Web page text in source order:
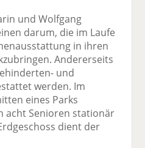
und Wolfgang
darum, die im Laufe
in ihren
Andererseits
und
werden. Im
eines Parks
acht Senioren stationär
dient der